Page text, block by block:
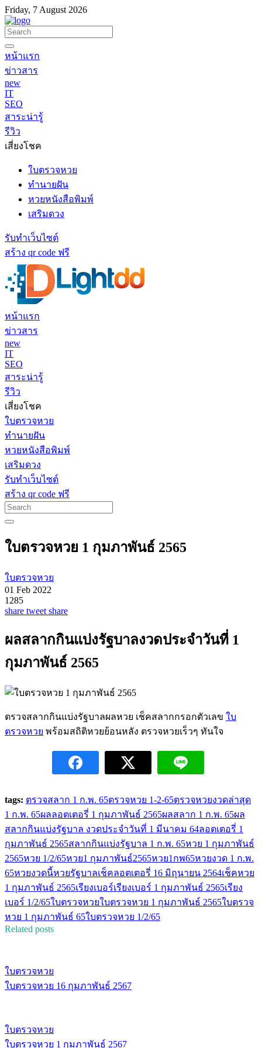
Friday, 7 August 2026
หน้าแรก
ข่าวสาร
new
IT
SEO
สาระน่ารู้
รีวิว
เสี่ยงโชค
ใบตรวจหวย
ทำนายฝัน
หวยหนังสือพิมพ์
เสริมดวง
รับทำเว็บไซต์
สร้าง qr code ฟรี
หน้าแรก
ข่าวสาร
new
IT
SEO
สาระน่ารู้
รีวิว
เสี่ยงโชค
ใบตรวจหวย
ทำนายฝัน
หวยหนังสือพิมพ์
เสริมดวง
รับทำเว็บไซต์
สร้าง qr code ฟรี
ใบตรวจหวย 1 กุมภาพันธ์ 2565
ใบตรวจหวย
01 Feb 2022
1285
share tweet share
ผลสลากกินแบ่งรัฐบาลงวดประจำวันที่ 1
กุมภาพันธ์ 2565
ตรวจสลากกินแบ่งรัฐบาลผลหวย เช็คสลากกรอกตัวเลข ใบ
ตรวจหวย พร้อมสถิติหวยย้อนหลัง ตรวจหวยเร็วๆ ทันใจ
tags: ตรวจสลาก 1 ก.พ. 65ตรวจหวย 1-2-65ตรวจหวยงวดล่าสุด
1 ก.พ. 65ผลลอตเตอรี่ 1 กุมภาพันธ์ 2565ผลสลาก 1 ก.พ. 65ผล
สลากกินแบ่งรัฐบาล งวดประจำวันที่ 1 มีนาคม 64ลอตเตอรี่ 1
กุมภาพันธ์ 2565สลากกินแบ่งรัฐบาล 1 ก.พ. 65หวย 1 กุมภาพันธ์
2565หวย 1/2/65หวย1 กุมภาพันธ์2565หวย1กพ65หวยงวด 1 ก.พ.
65หวยงวดนี้หวยรัฐบาลเช็คลอตเตอรี่ 16 มิถุนายน 2564เช็คหวย
1 กุมภาพันธ์ 2565เรียงเบอร์เรียงเบอร์ 1 กุมภาพันธ์ 2565เรียง
เบอร์ 1/2/65ใบตรวจหวยใบตรวจหวย 1 กุมภาพันธ์ 2565ใบตรวจ
หวย 1 กุมภาพันธ์ 65ใบตรวจหวย 1/2/65
Related posts
ใบตรวจหวย
ใบตรวจหวย 16 กุมภาพันธ์ 2567
ใบตรวจหวย
ใบตรวจหวย 1 กุมภาพันธ์ 2567